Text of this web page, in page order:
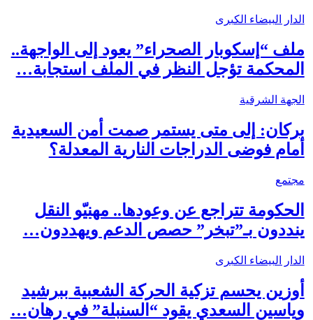
الدار البيضاء الكبرى
ملف “إسكوبار الصحراء” يعود إلى الواجهة..
المحكمة تؤجل النظر في الملف استجابة…
الجهة الشرقية
بركان: إلى متى يستمر صمت أمن السعيدية
أمام فوضى الدراجات النارية المعدلة؟
مجتمع
الحكومة تتراجع عن وعودها.. مهنيّو النقل
ينددون بـ”تبخر” حصص الدعم ويهددون…
الدار البيضاء الكبرى
أوزين يحسم تزكية الحركة الشعبية ببرشيد
وياسين السعدي يقود “السنبلة” في رهان…